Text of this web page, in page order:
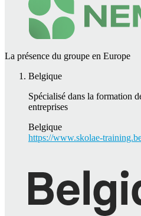
La présence du groupe en Europe
Belgique
Spécialisé dans la formation
entreprises
Belgique
https://www.skolae-